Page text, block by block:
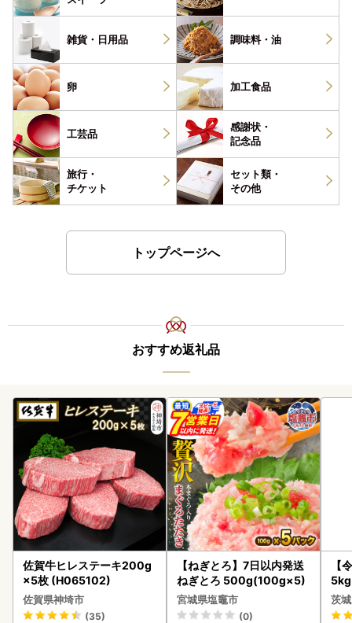
雑貨・ 日用品 調味料・ 油
卵 加工食品
工芸品
感謝状・
記念品
旅行・
チケット
セット類・
その他
トップページへ
おすすめ返礼品
佐賀牛ヒレステーキ200g
×5枚 (H065102)
佐賀県神埼市
(35)
【ねぎとろ】7日以内発送
ねぎとろ 500g(100g×5)
宮城県塩竈市
(0)
【
5kg
g x
町
茨